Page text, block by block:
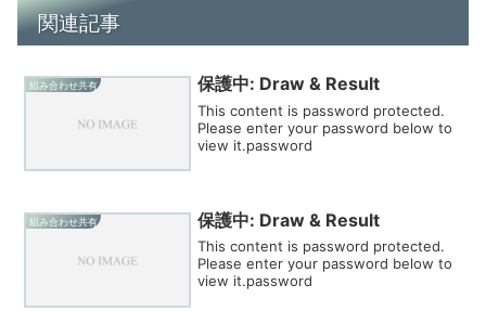
関連記事
組み合わせ共有 保護中: Draw & Result
This content is password protected.
Please enter your password below to
view it.password
組み合わせ共有 保護中: Draw & Result
This content is password protected.
Please enter your password below to
view it.password